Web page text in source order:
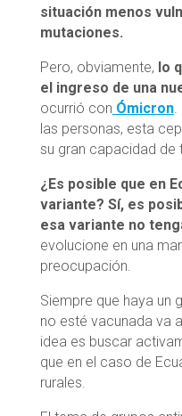
situación menos
mutaciones.
Pero, obviamente, lo
el ingreso de una
ocurrió con Ómicron.
las personas, esta
su gran capacidad de
¿Es posible que en
variante? Sí, es
esa variante no
evolucione en una
preocupación.
Siempre que haya un
no esté vacunada va
idea es buscar
que en el caso de
rurales.